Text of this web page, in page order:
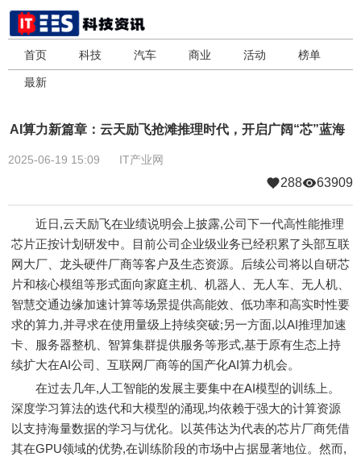
首页 科技 汽车 商业 活动 榜单
最新
AI算力新篇章：云天励飞抢滩推理时代，开启广阔“芯”蓝海
2025-06-19 15:09 IT产业网
288 63909
近日,云天励飞在业绩说明会上披露,公司下一代高性能推理
芯片正按计划研发中。目前公司企业级业务已经积累了头部互联
网大厂、龙头硬件厂商等客户及生态资源。后续公司将以自研芯
片和核心模组等形式面向家庭主机、机器人、无人车、无人机、
智慧交通边缘加速计算等场景提供高能效、低功率和高实时性要
求的算力,并寻求在使用量级上持续突破;另一方面,以AI推理加速
卡、服务器整机、智算集群提供服务等形式,基于原有生态上持
续扩大在AI公司、互联网厂商等的国产化AI算力机会。
在过去几年,人工智能的发展主要集中在AI模型的训练上。
深度学习算法的迭代和大模型的涌现,均依赖于强大的计算资源
以支持海量数据的学习与优化。以英伟达为代表的芯片厂商凭借
其在GPU领域的优势,在训练阶段的市场中占据显著地位。然而,